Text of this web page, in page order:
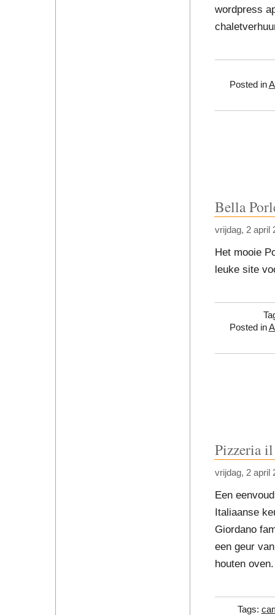
wordpress
Posted in
Bella
vrijdag, 2 april
Het mooie
leuke site
Posted in
Pizzeria
vrijdag, 2 april
Een
Italiaanse
Giordano
een geur
houten
Tags: